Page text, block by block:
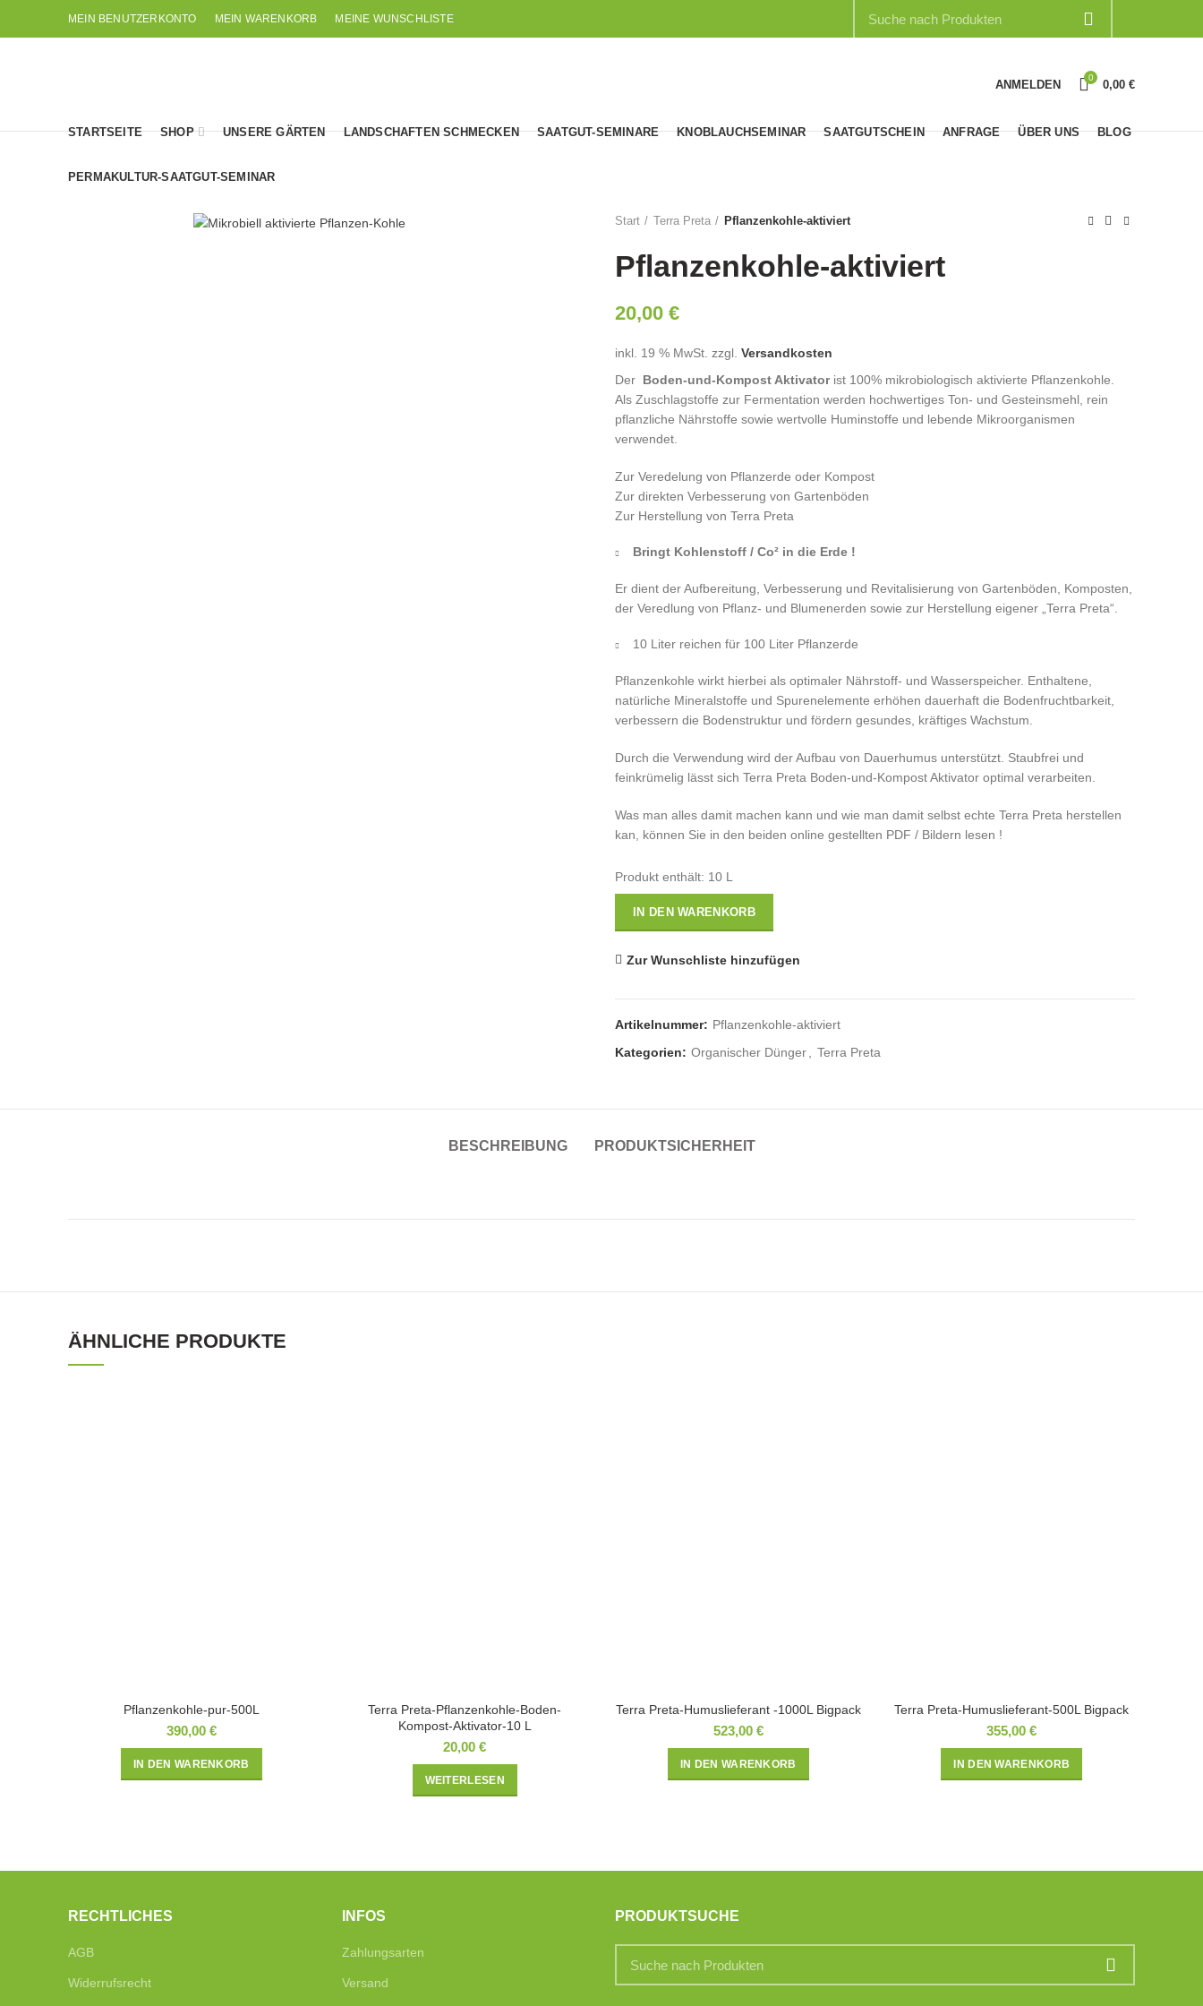
MEIN BENUTZERKONTO MEIN WARENKORB MEINE WUNSCHLISTE
ANMELDEN 0 0,00 €
STARTSEITE SHOP UNSERE GÄRTEN LANDSCHAFTEN SCHMECKEN SAATGUT-SEMINARE KNOBLAUCHSEMINAR SAATGUTSCHEIN ANFRAGE ÜBER UNS BLOG
PERMAKULTUR-SAATGUT-SEMINAR
Start Terra Preta Pflanzenkohle-aktiviert
Pflanzenkohle-aktiviert
20,00 €
inkl. 19 % MwSt. zzgl. Versandkosten
Der Boden-und-Kompost Aktivatorist 100% mikrobiologisch aktivierte Pflanzenkohle.
Als Zuschlagstoffe zur Fermentation werden hochwertiges Ton- und Gesteinsmehl, rein
pflanzliche Nährstoffe sowie wertvolle Huminstoffe und lebende Mikroorganismen
verwendet.
Zur Veredelung von Pflanzerde oder Kompost
Zur direkten Verbesserung von Gartenböden
Zur Herstellung von Terra Preta
Bringt Kohlenstoff / Co² in die Erde !
Er dient der Aufbereitung, Verbesserung und Revitalisierung von Gartenböden, Komposten,
der Veredlung von Pflanz- und Blumenerden sowie zur Herstellung eigener „Terra Preta“.
10 Liter reichen für 100 Liter Pflanzerde
Pflanzenkohle wirkt hierbei als optimaler Nährstoff- und Wasserspeicher. Enthaltene,
natürliche Mineralstoffe und Spurenelemente erhöhen dauerhaft die Bodenfruchtbarkeit,
verbessern die Bodenstruktur und fördern gesundes, kräftiges Wachstum.
Durch die Verwendung wird der Aufbau von Dauerhumus unterstützt. Staubfrei und
feinkrümelig lässt sich Terra Preta Boden-und-Kompost Aktivator optimal verarbeiten.
Was man alles damit machen kann und wie man damit selbst echte Terra Preta herstellen
kan, können Sie in den beiden online gestellten PDF / Bildern lesen !
Produkt enthält: 10 L
IN DEN WARENKORB
Zur Wunschliste hinzufügen
Artikelnummer: Pflanzenkohle-aktiviert
Kategorien: Organischer Dünger Terra Preta
BESCHREIBUNG PRODUKTSICHERHEIT
ÄHNLICHE PRODUKTE
Pflanzenkohle-pur-500L
390,00 €
IN DEN WARENKORB
Terra Preta-Pflanzenkohle-Boden-
Kompost-Aktivator-10 L
20,00€
WEITERLESEN
Terra Preta-Humuslieferant -1000L Bigpack
523,00 €
IN DEN WARENKORB
Terra Preta-Humuslieferant-500L Bigpack
355,00€
IN DEN WARENKORB
RECHTLICHES
AGB
Widerrufsrecht
INFOS
Zahlungsarten
Versand
PRODUKTSUCHE